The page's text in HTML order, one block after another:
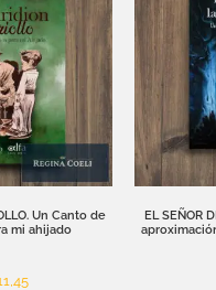
Un Canto de
mi ahijado
EL SEÑOR